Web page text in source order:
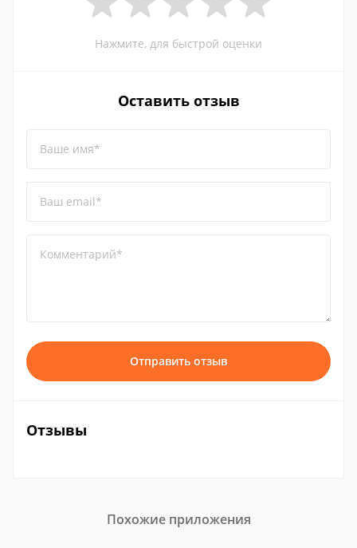
Нажмите, для быстрой оценки
Оставить отзыв
Ваше имя*
Ваш email*
Комментарий*
Отправить отзыв
Отзывы
Похожие приложения